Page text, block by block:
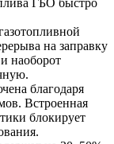
ГБО быстро
на заправку
наоборот
благодаря
Встроенная
блокирует